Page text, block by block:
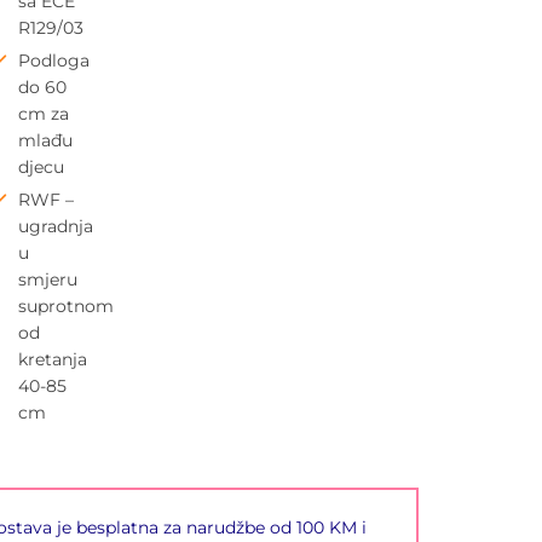
R129/03
Podloga
do 60
cm za
mlađu
djecu
RWF –
ugradnja
u
smjeru
suprotnom
od
kretanja
40-85
cm
je besplatna za narudžbe od 100 KM i